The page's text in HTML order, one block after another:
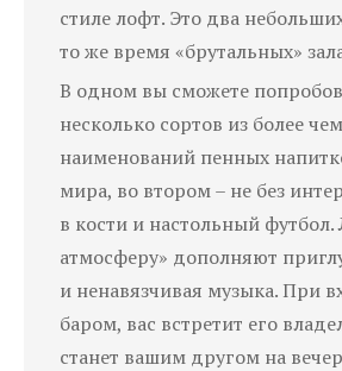
стиле лофт. Это два
то же время «брутальных»
В одном вы сможете
несколько сортов из более
наименований пенных
мира, во втором – не без
в кости и настольный
атмосферу» дополняют
и ненавязчивая музыка. При
баром, вас встретит его
станет вашим другом на